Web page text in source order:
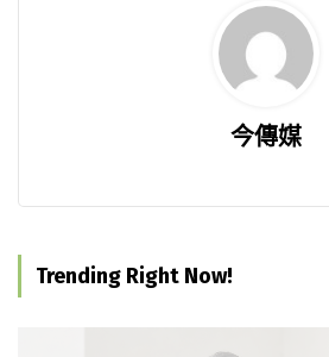
今傳媒
Trending Right Now!